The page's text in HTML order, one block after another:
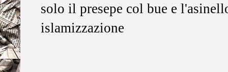
solo il presepe col bue e
islamizzazione